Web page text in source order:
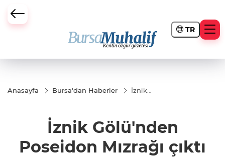
TR
Büyükşehir Darbesi
Anasayfa Bursa'dan Haberler
İznik
çıktı
İznik Gölü'nden
Poseidon Mızrağı çıktı